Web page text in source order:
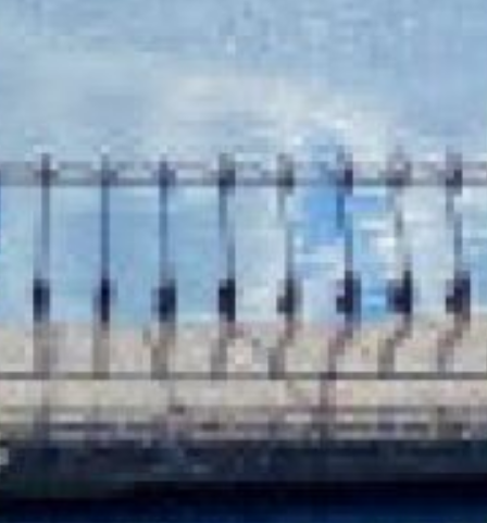
и анализировать
распространение
потенциально опасных
в 17 муниципальных
По информации «Яндекс.
Пробки», на дорогах
Хабаровска в утренние
часы затруднения
движения не наблюдается.
Какой сегодня день:
Международный день
картофеля
Читайте нас в соцсетях:
ВКонтакте
Одноклассники,